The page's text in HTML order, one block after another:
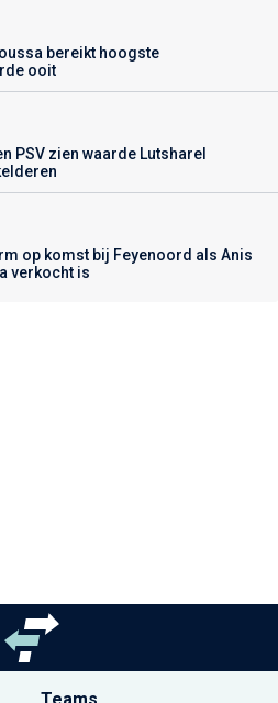
bereikt hoogste
ooit
PSV zien waarde Lutsharel
op komst bij Feyenoord als Anis
verkocht is